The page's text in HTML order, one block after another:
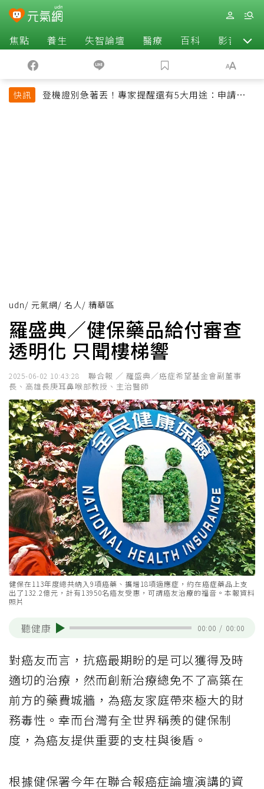
焦點 養生 失智論壇 醫療 百科 影音
快訊
登機證別急著丟！專家提醒還有5大用途：申請理
udn/ 元氣網/ 名人/ 精華區
羅盛典／健保藥品給付審查
透明化 只聞樓梯響
2025-06-02 10:43:28
聯合報 ／ 羅盛典／癌症希望基金會副董事
長、高雄長庚耳鼻喉部教授、主治醫師
健保在113年度總共納入9項癌藥、擴增18項適應症，約在癌症藥品上支
出了132.2億元，計有13950名癌友受惠，可謂癌友治療的福音。本報資料
照片
聽健康 00:00 / 00:00
對癌友而言，抗癌最期盼的是可以獲得及時
適切的治療，然而創新治療總免不了高築在
前方的藥費城牆，為癌友家庭帶來極大的財
務毒性。幸而台灣有全世界稱羨的健保制
度，為癌友提供重要的支柱與後盾。
根據健保署今年在聯合報癌症論壇演講的資